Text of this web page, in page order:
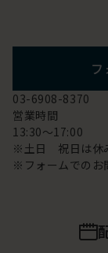
03-6908-8370
営業時間
13:30～17:00
※土日 祝日は休
※フォームでのお